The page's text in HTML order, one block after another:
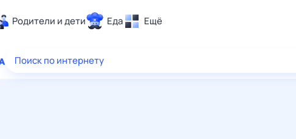
Родители и дети Еда Ещё
Здоровье
Поиск по интернету